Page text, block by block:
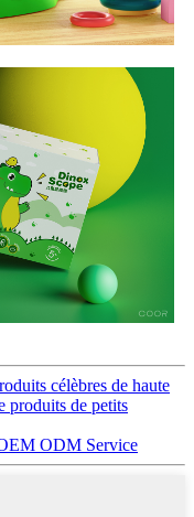
célèbres de haute
produits de petits
ODM Service